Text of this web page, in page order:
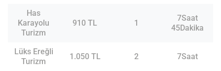
Has
Karayolu
Turizm
910 TL 1
7Saat
45Dakika
Lüks Ereğli
Turizm
1.050 TL 2 7Saat